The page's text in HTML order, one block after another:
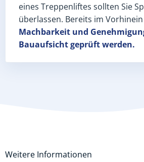
eines Treppenliftes sollten Sie
überlassen. Bereits im
Machbarkeit und
Bauaufsicht geprüft werden.
Weitere Informationen